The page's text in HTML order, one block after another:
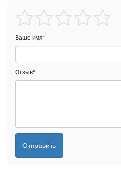
Ваше имя*
Отзыв*
Отправить